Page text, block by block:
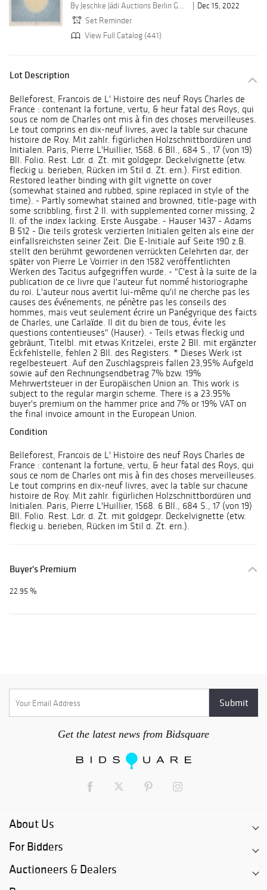
By Jeschke Jádi Auctions Berlin GmbH
Dec 15, 2022
Set Reminder
View Full Catalog (441)
Lot Description
Belleforest, Francois de L' Histoire des neuf Roys Charles de
France : contenant la fortune, vertu, & heur fatal des Roys, qui
sous ce nom de Charles ont mis à fin des choses merveilleuses.
Le tout comprins en dix-neuf livres, avec la table sur chacune
histoire de Roy. Mit zahlr. figürlichen Holzschnittbordüren und
Initialen. Paris, Pierre L'Huillier, 1568. 6 Bll., 684 S., 17 (von 19)
Bll. Folio. Rest. Ldr. d. Zt. mit goldgepr. Deckelvignette (etw.
fleckig u. berieben, Rücken im Stil d. Zt. ern.). First edition.
Restored leather binding with gilt vignette on cover
(somewhat stained and rubbed, spine replaced in style of the
time). - Partly somewhat stained and browned, title-page with
some scribbling, first 2 ll. with supplemented corner missing, 2
ll. of the index lacking. Erste Ausgabe. - Hauser 1437 - Adams
B 512 - Die teils grotesk verzierten Initialen gelten als eine der
einfallsreichsten seiner Zeit. Die E-Initiale auf Seite 190 z.B.
stellt den berühmt gewordenen verrückten Gelehrten dar, der
später von Pierre Le Voirrier in den 1582 veröffentlichten
Werken des Tacitus aufgegriffen wurde. - "C'est à la suite de la
publication de ce livre que l'auteur fut nommé historiographe
du roi. L'auteur nous avertit lui-même qu'il ne cherche pas les
causes des événements, ne pénètre pas les conseils des
hommes, mais veut seulement écrire un Panégyrique des faicts
de Charles, une Carlaïde. Il dit du bien de tous, évite les
questions contentieuses" (Hauser). - Teils etwas fleckig und
gebräunt, Titelbl. mit etwas Kritzelei, erste 2 Bll. mit ergänzter
Eckfehlstelle, fehlen 2 Bll. des Registers. * Dieses Werk ist
regelbesteuert. Auf den Zuschlagspreis fallen 23,95% Aufgeld
sowie auf den Rechnungsendbetrag 7% bzw. 19%
Mehrwertsteuer in der Europäischen Union an. This work is
subject to the regular margin scheme. There is a 23.95%
buyer's premium on the hammer price and 7% or 19% VAT on
the final invoice amount in the European Union.
Condition
Belleforest, Francois de L' Histoire des neuf Roys Charles de
France : contenant la fortune, vertu, & heur fatal des Roys, qui
sous ce nom de Charles ont mis à fin des choses merveilleuses.
Le tout comprins en dix-neuf livres, avec la table sur chacune
histoire de Roy. Mit zahlr. figürlichen Holzschnittbordüren und
Initialen. Paris, Pierre L'Huillier, 1568. 6 Bll., 684 S., 17 (von 19)
Bll. Folio. Rest. Ldr. d. Zt. mit goldgepr. Deckelvignette (etw.
fleckig u. berieben, Rücken im Stil d. Zt. ern.).
Buyer's Premium
22.95 %
Get the latest news from Bidsquare
About Us
For Bidders
Auctioneers & Dealers